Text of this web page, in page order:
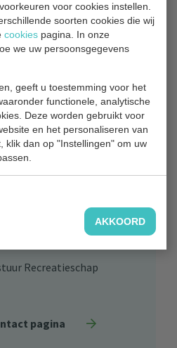
voor cookies instellen.
soorten cookies die wij
cookies pagina. In onze
we uw persoonsgegevens
geeft u toestemming voor het
functionele, analytische
Deze worden gebruikt voor
en het personaliseren van
klik dan op "Instellingen" om uw
AKKOORD
1
Recreatieschap
pagina